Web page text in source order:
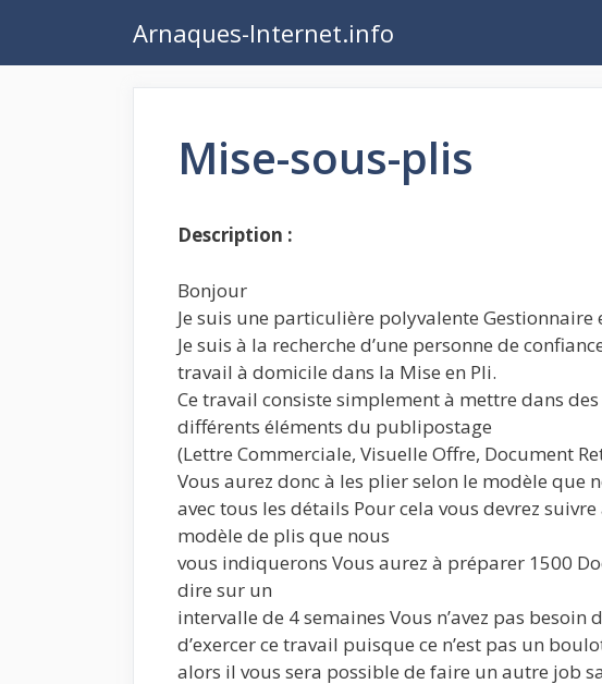
contenu
Arnaques-Internet.info
Mise-sous-plis
Description :
Bonjour
Je suis une particulière polyvalente Gestionnaire
Je suis à la recherche d’une personne de
travail à domicile dans la Mise en Pli.
Ce travail consiste simplement à mettre dans
différents éléments du publipostage
(Lettre Commerciale, Visuelle Offre, Document
Vous aurez donc à les plier selon le modèle que
avec tous les détails Pour cela vous devrez
modèle de plis que nous
vous indiquerons Vous aurez à préparer 1500
dire sur un
intervalle de 4 semaines Vous n’avez pas besoin
d’exercer ce travail puisque ce n’est pas un
alors il vous sera possible de faire un autre job